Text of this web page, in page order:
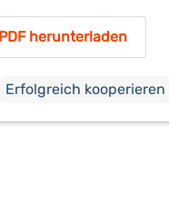
PDF herunterladen
Erfolgreich kooperieren